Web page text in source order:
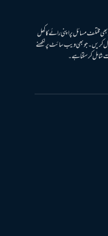
مختلف مسائل پر اپنی رائے کا کھل
کریں۔ جو بھی ویب سائٹ پر لکھنے
شامل کرسکتا ہے۔